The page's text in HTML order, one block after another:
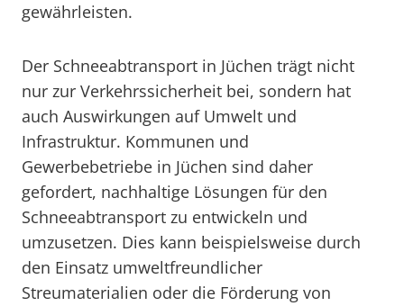
gewährleisten.
Der Schneeabtransport in Jüchen trägt nicht
nur zur Verkehrssicherheit bei, sondern hat
auch Auswirkungen auf Umwelt und
Infrastruktur. Kommunen und
Gewerbebetriebe in Jüchen sind daher
gefordert, nachhaltige Lösungen für den
Schneeabtransport zu entwickeln und
umzusetzen. Dies kann beispielsweise durch
den Einsatz umweltfreundlicher
Streumaterialien oder die Förderung von